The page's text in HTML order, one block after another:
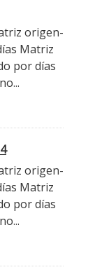
origen-
Matriz
por días
origen-
Matriz
por días